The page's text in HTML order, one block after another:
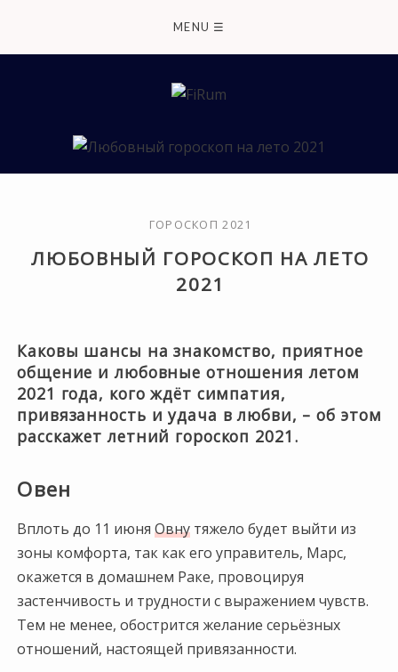
content
MENU ☰
ГОРОСКОП 2021
ЛЮБОВНЫЙ ГОРОСКОП НА ЛЕТО
2021
Каковы шансы на знакомство, приятное
общение и любовные отношения летом
2021 года, кого ждёт симпатия,
привязанность и удача в любви, – об этом
расскажет летний гороскоп 2021.
Овен
Вплоть до 11 июняОвну тяжело будет выйти из
зоны комфорта, так как его управитель, Марс,
окажется в домашнем Раке, провоцируя
застенчивость и трудности с выражением чувств.
Тем не менее, обострится желание серьёзных
отношений, настоящей привязанности.